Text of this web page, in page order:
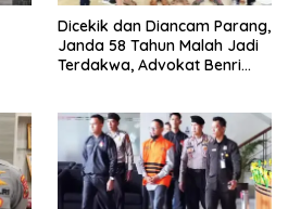
Dicekik dan Diancam Parang,
Janda 58 Tahun Malah Jadi
Terdakwa, Advokat Benri